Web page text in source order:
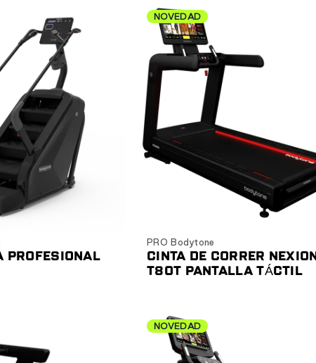
producto
PROFESIONAL
NOVEDAD
Ver producto
PRO Bodytone
CINTA DE CORRER NEXION
T80T PANTALLA TÁCTIL
NOVEDAD